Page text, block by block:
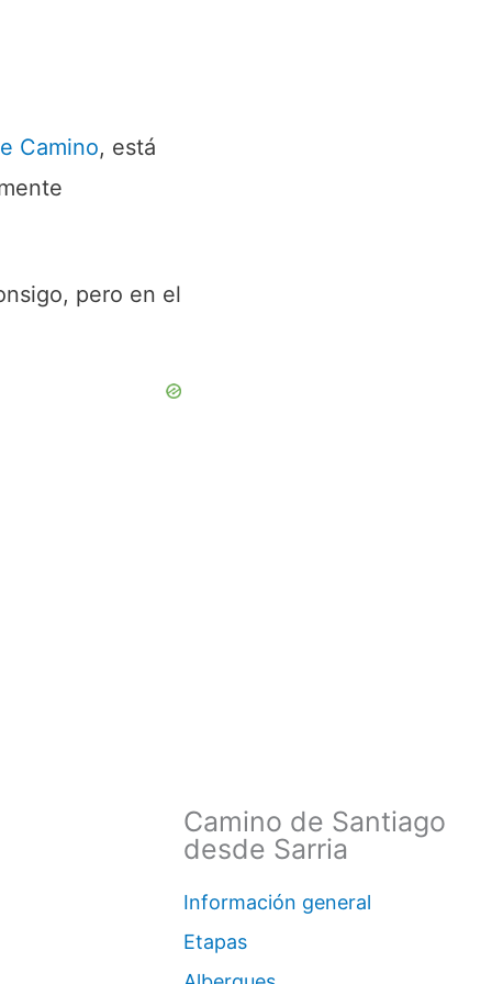
Camino, está
pero en el
Camino de Santiago
desde Sarria
Información general
Etapas